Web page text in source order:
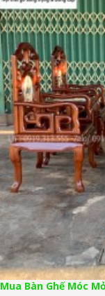
Mua Bàn Ghế Móc